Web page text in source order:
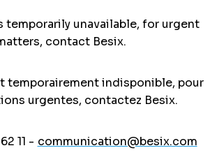
temporarily unavailable, for urgent
contact Besix.
temporairement indisponible, pour
urgentes, contactez Besix.
11 - communication@besix.com